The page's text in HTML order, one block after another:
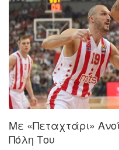
Με «πεταχτάρι»
Πόλη Του